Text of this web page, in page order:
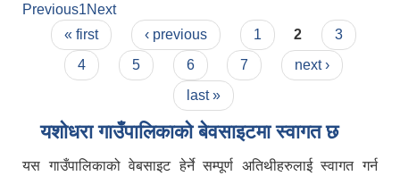
Previous1Next
Pages
« first ‹ previous 1 2
3
4
5 6 7
next ›
last »
यशाेधरा गाउँपालिकाकाे बेवसाइटमा स्वागत छ
यस गाउँपालिकाको वेबसाइट हेर्ने सम्पूर्ण अतिथीहरुलाई स्वागत गर्न